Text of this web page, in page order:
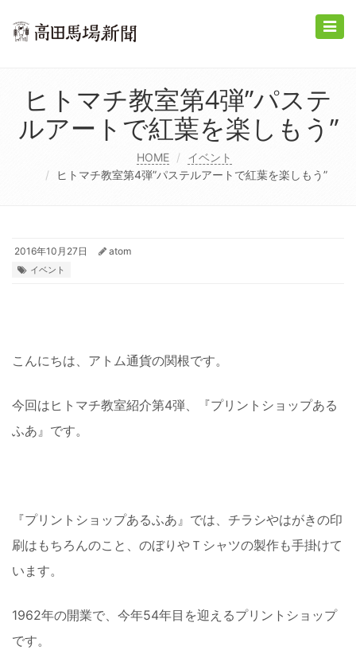
Toggle
ヒトマチ教室第4弾”パステ
ルアートで紅葉を楽しもう”
HOME
イベント
ヒトマチ教室第4弾”パステルアートで紅葉を楽しもう”
2016年10月27日 atom
イベント
こんにちは、アトム通貨の関根です。
今回はヒトマチ教室紹介第4弾、『プリントショップある
ふあ』です。
『プリントショップあるふあ』では、チラシやはがきの印
刷はもちろんのこと、のぼりやＴシャツの製作も手掛けて
います。
1962年の開業で、今年54年目を迎えるプリントショップ
です。